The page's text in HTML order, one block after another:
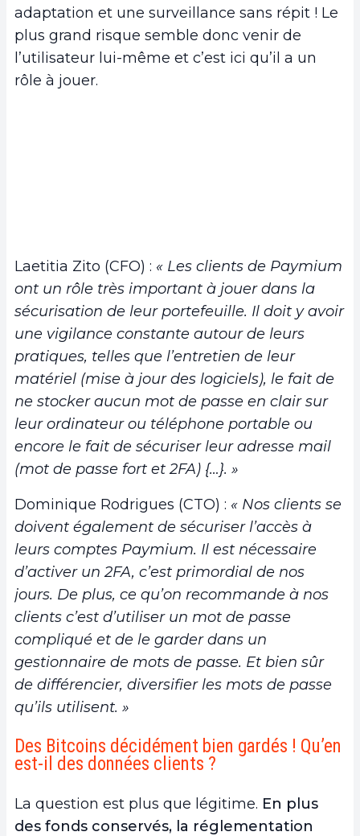
adaptation et une surveillance sans répit ! Le
plus grand risque semble donc venir de
l’utilisateur lui-même et c’est ici qu’il a un
rôle à jouer.
Laetitia Zito (CFO) : « Les clients de Paymium
ont un rôle très important à jouer dans la
sécurisation de leur portefeuille. Il doit y avoir
une vigilance constante autour de leurs
pratiques, telles que l’entretien de leur
matériel (mise à jour des logiciels), le fait de
ne stocker aucun mot de passe en clair sur
leur ordinateur ou téléphone portable ou
encore le fait de sécuriser leur adresse mail
(mot de passe fort et 2FA) {…}. »
Dominique Rodrigues (CTO) : « Nos clients se
doivent également de sécuriser l’accès à
leurs comptes Paymium. Il est nécessaire
d’activer un 2FA, c’est primordial de nos
jours. De plus, ce qu’on recommande à nos
clients c’est d’utiliser un mot de passe
compliqué et de le garder dans un
gestionnaire de mots de passe. Et bien sûr
de différencier, diversifier les mots de passe
qu’ils utilisent. »
Des Bitcoins décidément bien gardés ! Qu’en
est-il des données clients ?
La question est plus que légitime. En plus
des fonds conservés, la réglementation